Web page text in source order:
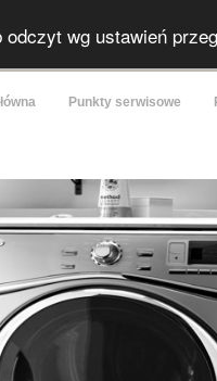
wg ustawień
Punkty serwisowe